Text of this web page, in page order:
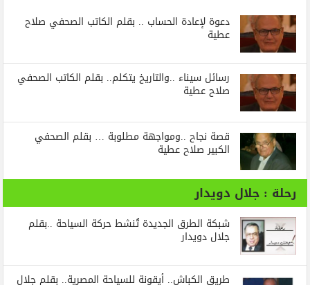
دعوة لإعادة الحساب .. بقلم الكاتب الصحفي صلاح
عطية
رسائل‭ ‬سيناء‭.. ‬والتاريخ‭ ‬يتكلم.. بقلم الكاتب الصحفي
صلاح عطية
قصة نجاح ..ومواجهة مطلوبة … بقلم الصحفي
الكبير صلاح عطية
رحلة : جلال دويدار
شبكة الطرق الجديدة تُنشط حركة السياحة ..بقلم
جلال دويدار
طريق الكباش.. أيقونة للسياحة المصرية.. بقلم جلال